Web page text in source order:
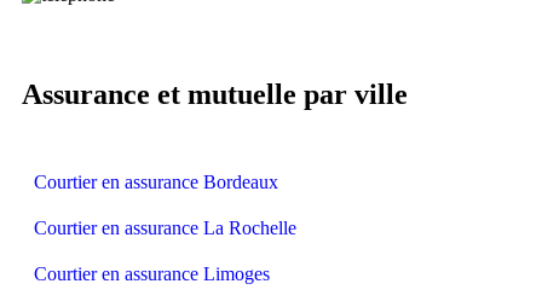
Assurance et mutuelle par ville
Courtier en assurance Bordeaux
Courtier en assurance La Rochelle
Courtier en assurance Limoges